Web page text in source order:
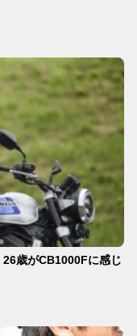
歳がCB1000Fに感じ